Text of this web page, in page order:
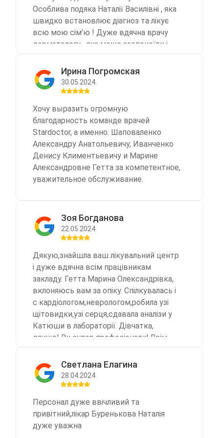
Особлива подяка Наталії Василівні , яка
швидко встановлює діагноз та лікує
всю мою сім’ю ! Дуже вдячна врачу
дерматологу , яка може заспокоїти і
допомагає … ввічливим і доброзичним
дівчатам на рецепшені ! Ви найкращі !
Хай процвітає ваш центр !!!
Ирина Погромская
30.05.2024
Хочу выразить огромную
благодарность команде врачей
Stardoctor, а именно: Шаповаленко
Александру Анатольевичу, Иванченко
Денису Климентьевичу и Марине
Александровне Гетта за компетентное,
уважительное обслуживание.
Зоя Богданова
22.05.2024
Дякую,знайшла ваш лікувальний центр
і дуже вдячна всім працівникам
закладу. Гетта Марина Олександрівка,
вклоняюсь вам за опіку. Спілкувалась і
с кардіологом,неврологом,робила узі
щітовидки,узі серця,сдавала аналізи у
Катюши в лабораторії. Дівчатка,
дякую! Ви супер професіонали! Всім
Светлана Елагина
28.04.2024
Персонал дуже ввічливий та
привітний,лікар Буренькова Наталія
дуже уважна